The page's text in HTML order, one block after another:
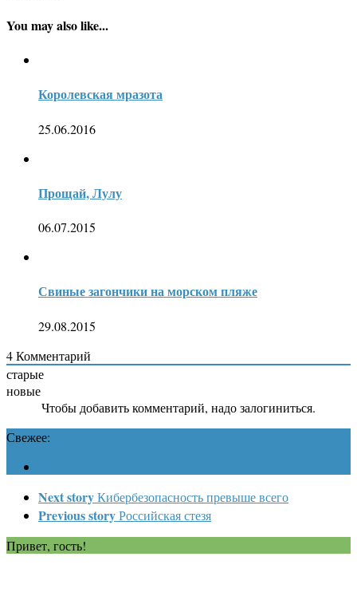
You may also like...
Королевская мразота
25.06.2016
Прощай, Лулу
06.07.2015
Свиные загончики на морском пляже
29.08.2015
4Комментарий
старые
новые
Чтобы добавить комментарий, надо залогиниться.
Свежее:
Next storyКибербезопасность превыше всего
Previous storyРоссийская стезя
Привет, гость!